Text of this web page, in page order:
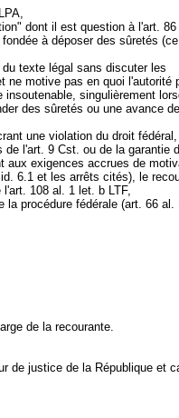
,
dont il est question à l'art. 86
à déposer des sûretés
texte légal sans discuter les
ne motive pas en quoi l'autorité
singulièrement
des sûretés ou une avance
une violation du droit
de l'art. 9 Cst. ou de la garantie
aux exigences accrues de
6.1 et les arrêts cités), le
l'art. 108 al. 1 let. b LTF,
la procédure fédérale (art. 66 al.
de la recourante.
de justice de la République et